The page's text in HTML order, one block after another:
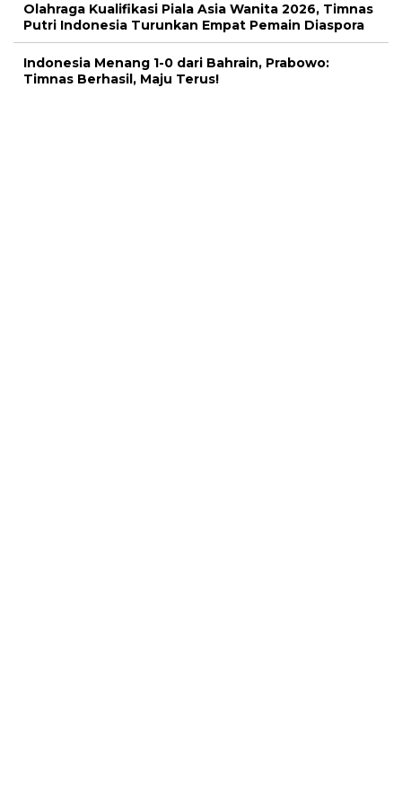
Olahraga Kualifikasi Piala Asia Wanita 2026, Timnas
Putri Indonesia Turunkan Empat Pemain Diaspora
Indonesia Menang 1-0 dari Bahrain, Prabowo:
Timnas Berhasil, Maju Terus!